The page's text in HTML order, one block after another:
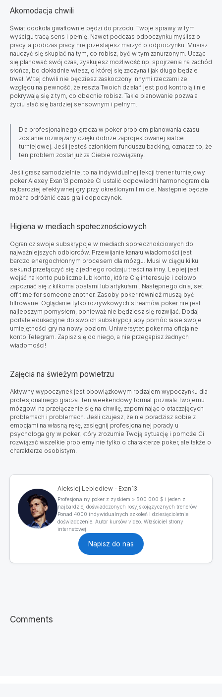
Akomodacja chwili
Świat dookoła gwałtownie pędzi do przodu. Twoje sprawy w tym
wyścigu tracą sens i pełnię. Nawet podczas odpoczynku myślisz o
pracy, a podczas pracy nie przestajesz marzyć o odpoczynku. Musisz
nauczyć się skupiać na tym, co robisz, być w tym zanurzonym. Ucząc
się planować swój czas, zyskujesz możliwość np. spojrzenia na zachód
słońca, bo dokładnie wiesz, o której się zaczyna i jak długo będzie
trwał. W tej chwili nie będziesz zaskoczony innymi rzeczami ze
względu na pewność, że reszta Twoich działań jest pod kontrolą i nie
pokrywają się z tym, co obecnie robisz. Takie planowanie pozwala
życiu stać się bardziej sensownym i pełnym.
Dla profesjonalnego gracza w poker problem planowania czasu
zostanie rozwiązany dzięki dobrze zaprojektowanej siatce
turniejowej. Jeśli jesteś członkiem funduszu backing, oznacza to, że
ten problem został już za Ciebie rozwiązany.
Jeśli grasz samodzielnie, to na indywidualnej lekcji trener turniejowy
poker Alexey Exan13 pomoże Ci ustalić odpowiedni harmonogram dla
najbardziej efektywnej gry przy określonym limicie. Następnie będzie
można odróżnić czas gra i odpoczynek.
Higiena w mediach społecznościowych
Ogranicz swoje subskrypcje w mediach społecznościowych do
najważniejszych odbiorców. Przewijanie kanału wiadomości jest
bardzo energochłonnym procesem dla mózgu. Musi w ciągu kilku
sekund przełączyć się z jednego rodzaju treści na inny. Lepiej jest
wejść na konto publiczne lub konto, które Cię interesuje i celowo
zapoznać się z kilkoma postami lub artykułami. Następnego dnia, set
off time for someone another. Zasoby poker również muszą być
filtrowane. Oglądanie tylko rozrywkowych streamów poker nie jest
najlepszym pomysłem, ponieważ nie będziesz się rozwijać. Dodaj
portale edukacyjne do swoich subskrypcji, aby pomóc raise swoje
umiejętności gry na nowy poziom. Uniwersytet poker ma oficjalne
konto Telegram. Zapisz się do niego, a nie przegapisz żadnych
wiadomości!
Zajęcia na świeżym powietrzu
Aktywny wypoczynek jest obowiązkowym rodzajem wypoczynku dla
profesjonalnego gracza. Ten weekendowy format pozwala Twojemu
mózgowi na przełączenie się na chwilę, zapominając o otaczających
problemach i problemach. Jeśli czujesz, że nie poradzisz sobie z
emocjami na własną rękę, zasięgnij profesjonalnej porady u
psychologa gry w poker, który zrozumie Twoją sytuację i pomoże Ci
rozwiązać wszelkie problemy nie tylko o charakterze poker, ale także o
charakterze osobistym.
Aleksiej Lebiediew - Exan13
Profesjonalny poker z zyskiem > 500 000 $ i jeden z
najbardziej doświadczonych rosyjskojęzycznych trenerów.
Ponad 4000 indywidualnych szkoleń i dziesięcioletnie
doświadczenie. Autor kursów video. Właściciel strony
internetowej.
Napisz do nas
Comments